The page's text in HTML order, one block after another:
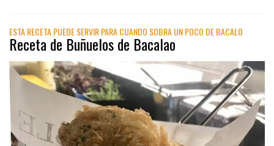
ESTA RECETA PUEDE SERVIR PARA CUANDO SOBRA UN POCO DE BACALO
Receta de Buñuelos de Bacalao